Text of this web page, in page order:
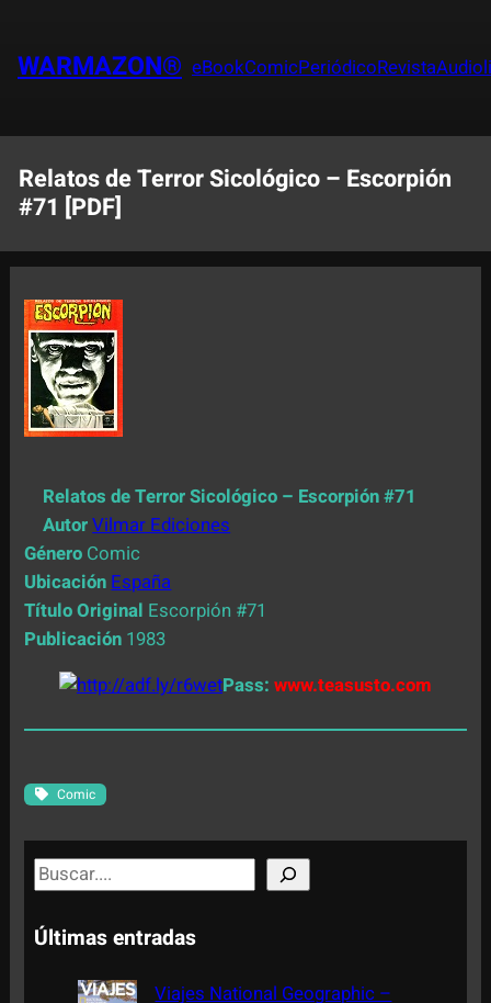
contenido
WARMAZON® eBookComicPeriódicoRevista
Relatos de Terror Sicológico – Escorpión
#71 [PDF]
Relatos de Terror Sicológico – Escorpión #71
AutorVilmar Ediciones
Género Comic
Ubicación España
Título Original Escorpión #71
Publicación 1983
Pass: www.teasusto.com
Comic
S
e
a
Últimas entradas
Viajes National Geographic –